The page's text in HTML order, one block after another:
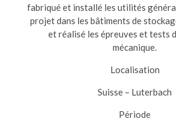
fabriqué et installé les utilités
projet dans les bâtiments de
et réalisé les épreuves et tests
mécanique.
Localisation
Suisse – Luterbach
Période